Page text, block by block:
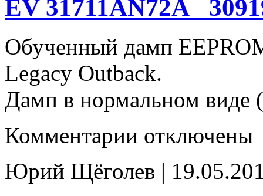
EV 31711AN72A_
Обученный дамп
Legacy Outback.
Дамп в нормальном виде
Комментарии записи
30919AB680
93c66
отключены
Юрий Щёголев |